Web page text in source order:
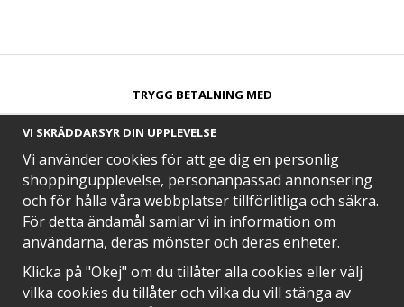
TRYGG BETALNING MED​
SNABB LEVERANS MED
VI SKRÄDDARSYR DIN UPPLEVELSE
Vi använder cookies för att ge dig en personlig
shoppingupplevelse, personanpassad annonsering
och för hålla våra webbplatser tillförlitliga och säkra.
För detta ändamål samlar vi in information om
användarna, deras mönster och deras enheter.
Klicka på "Okej" om du tillåter alla cookies eller välj
vilka cookies du tillåter och vilka du vill stänga av